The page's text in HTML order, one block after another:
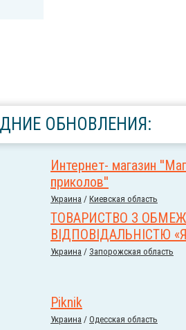
ОБНОВЛЕНИЯ:
Интернет- магазин
приколов''
Украина / Киевская область
ТОВАРИСТВО З
ВІДПОВІДАЛЬНІСТЮ
Украина / Запорожская область
Piknik
Украина / Одесская область